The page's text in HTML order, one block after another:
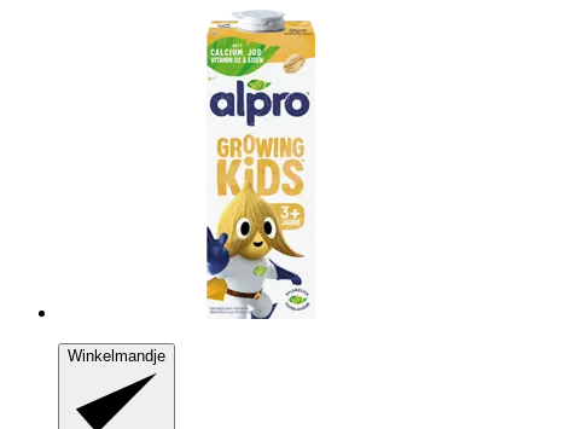
Winkelmandje